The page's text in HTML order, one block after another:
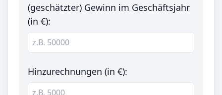
(geschätzter) Gewinn im Geschäftsjahr
(in €):
Hinzurechnungen (in €):